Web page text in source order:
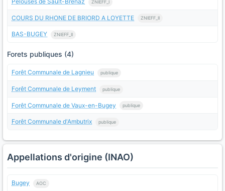
ZNIEFF_I
COURS DU RHONE DE BRIORD A LOYETTE ZNIEFF_II
BAS-BUGEY ZNIEFF_II
Forets publiques (4)
Forêt Communale de Lagnieu publique
Forêt Communale de Leyment publique
Forêt Communale de Vaux-en-Bugey publique
Forêt Communale d'Ambutrix publique
Appellations d'origine (INAO)
Bugey AOC